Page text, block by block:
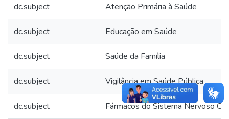
dc.subject Atenção Primária à Saúde
dc.subject Educação em Saúde
dc.subject Saúde da Família
dc.subject Vigilância em Saúde Pública
dc.subject Fármacos do Sistema Nervoso